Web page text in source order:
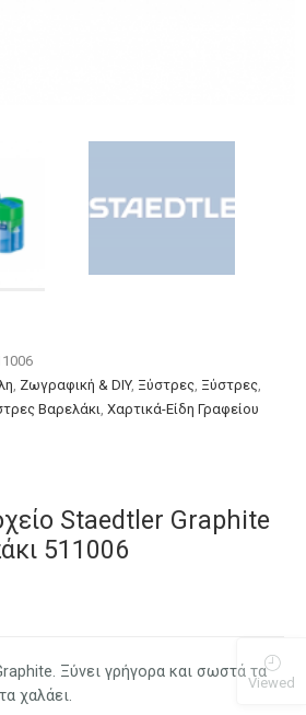
Ζωγραφική & DIY, Ξύστρες Ξύστρες
Βαρελάκι ,Χαρτικά-Είδη Γραφείου
Staedtler Graphite
511006
Ξύνει γρήγορα και σωστά τα
χαλάει.
Viewed